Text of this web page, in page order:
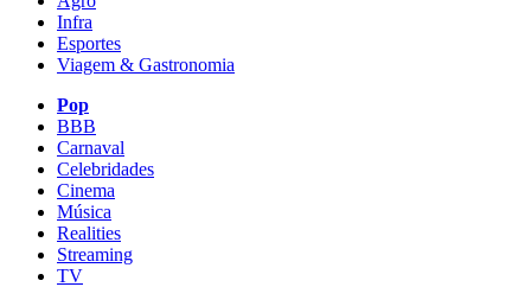
Infra
Esportes
Viagem & Gastronomia
Pop
BBB
Carnaval
Celebridades
Cinema
Música
Realities
Streaming
TV